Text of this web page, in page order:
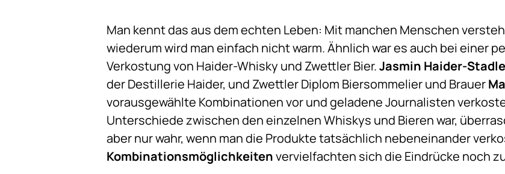
Man kennt das aus dem echten Leben: Mit manchen Menschen
wiederum wird man einfach nicht warm. Ähnlich war es auch bei einer
Verkostung von Haider-Whisky und Zwettler Bier.Jasmin Haider-
der Destillerie Haider, und Zwettler Diplom Biersommelier und Brauer
vorausgewählte Kombinationen vor und geladene Journalisten
Unterschiede zwischen den einzelnen Whiskys und Bieren war,
aber nur wahr, wenn man die Produkte tatsächlich nebeneinander
Kombinationsmöglichkeitenvervielfachten sich die Eindrücke noch